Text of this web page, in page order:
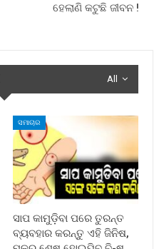
ହେଲାଣି କଟୁଛି ଜୀବନ !
All
ସମାଚାର
ସାପ କାମୁଡ଼ିବା ପରେ ତୁରନ୍ତ
ବ୍ୟବହାର କରନ୍ତୁ ଏହି ଜିନିଷ,